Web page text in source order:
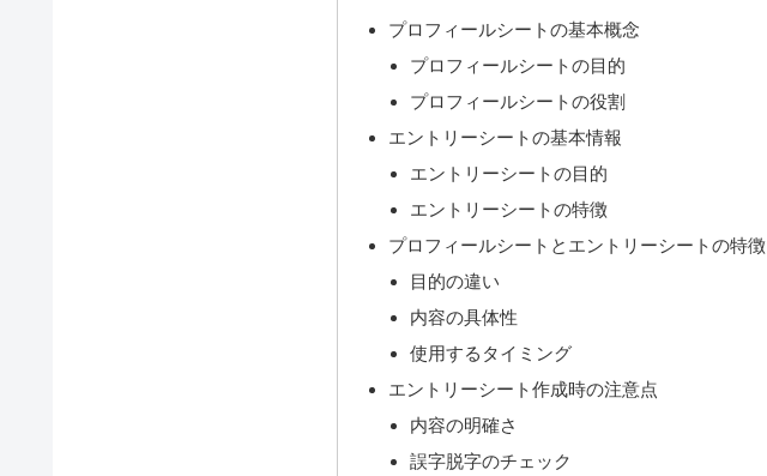
プロフィールシートの基本概念
プロフィールシートの目的
プロフィールシートの役割
エントリーシートの基本情報
エントリーシートの目的
エントリーシートの特徴
プロフィールシートとエントリーシートの特徴
目的の違い
内容の具体性
使用するタイミング
エントリーシート作成時の注意点
内容の明確さ
誤字脱字のチェック